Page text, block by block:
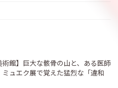
術館】巨大な骸骨の山と、ある医師
ミュエク展で覚えた猛烈な「違和